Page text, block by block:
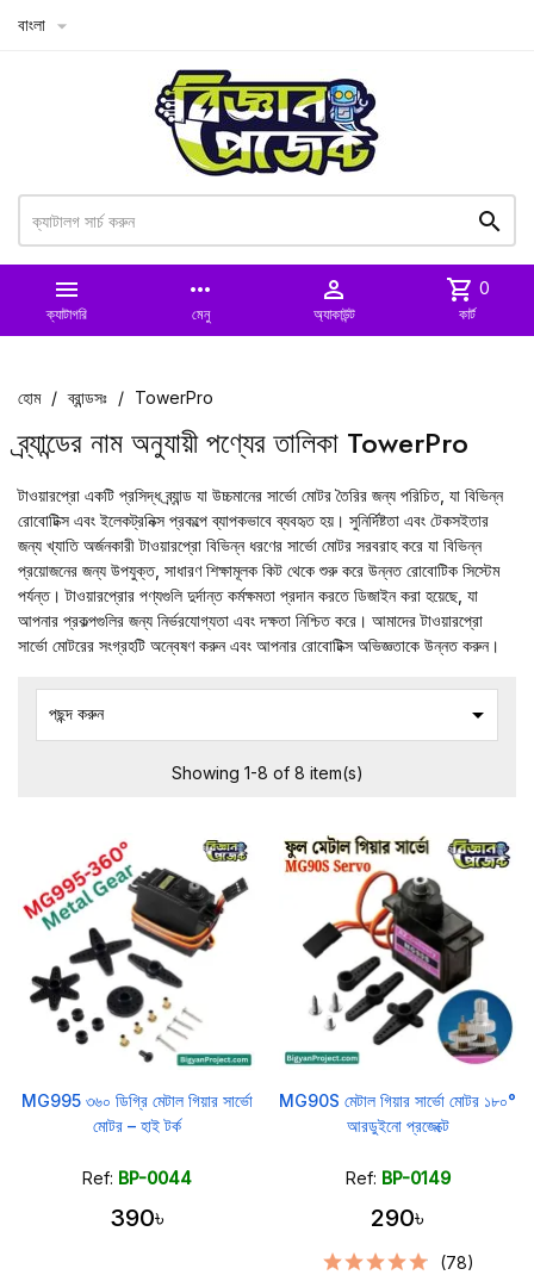
বাংলা 


ক্যাটাগরি
more_horiz
মেনু

অ্যাকাউন্ট
shopping_cart 0
কার্ট
হোম ব্রান্ডসঃ TowerPro
ব্র্যান্ডের নাম অনুযায়ী পণ্যের তালিকা TowerPro
টাওয়ারপ্রো একটি প্রসিদ্ধ ব্র্যান্ড যা উচ্চমানের সার্ভো মোটর তৈরির জন্য পরিচিত, যা বিভিন্ন
রোবোটিক্স এবং ইলেকট্রনিক্স প্রকল্পে ব্যাপকভাবে ব্যবহৃত হয়। সুনির্দিষ্টতা এবং টেকসইতার
জন্য খ্যাতি অর্জনকারী টাওয়ারপ্রো বিভিন্ন ধরণের সার্ভো মোটর সরবরাহ করে যা বিভিন্ন
প্রয়োজনের জন্য উপযুক্ত, সাধারণ শিক্ষামূলক কিট থেকে শুরু করে উন্নত রোবোটিক সিস্টেম
পর্যন্ত। টাওয়ারপ্রোর পণ্যগুলি দুর্দান্ত কর্মক্ষমতা প্রদান করতে ডিজাইন করা হয়েছে, যা
আপনার প্রকল্পগুলির জন্য নির্ভরযোগ্যতা এবং দক্ষতা নিশ্চিত করে। আমাদের টাওয়ারপ্রো
সার্ভো মোটরের সংগ্রহটি অন্বেষণ করুন এবং আপনার রোবোটিক্স অভিজ্ঞতাকে উন্নত করুন।
পছন্দ করুন 
Showing 1-8 of 8 item(s)
MG995 ৩৬০ ডিগ্রি মেটাল গিয়ার সার্ভো
মোটর – হাই টর্ক
Ref: BP-0044
390৳
MG90S মেটাল গিয়ার সার্ভো মোটর ১৮০°
আরডুইনো প্রজেক্টে
Ref: BP-0149
290৳
(78)